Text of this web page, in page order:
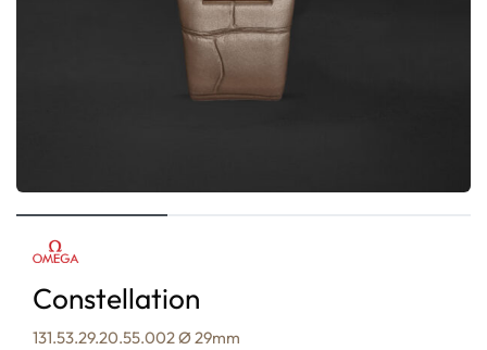
Constellation
131.53.29.20.55.002 Ø 29mm